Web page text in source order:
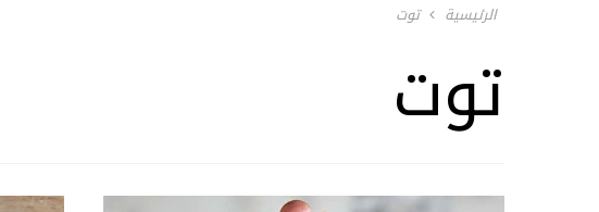
الرئيسية توت
توت